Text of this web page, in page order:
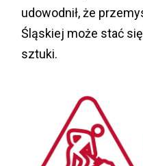
udowodnił, że
Śląskiej może stać
sztuki.